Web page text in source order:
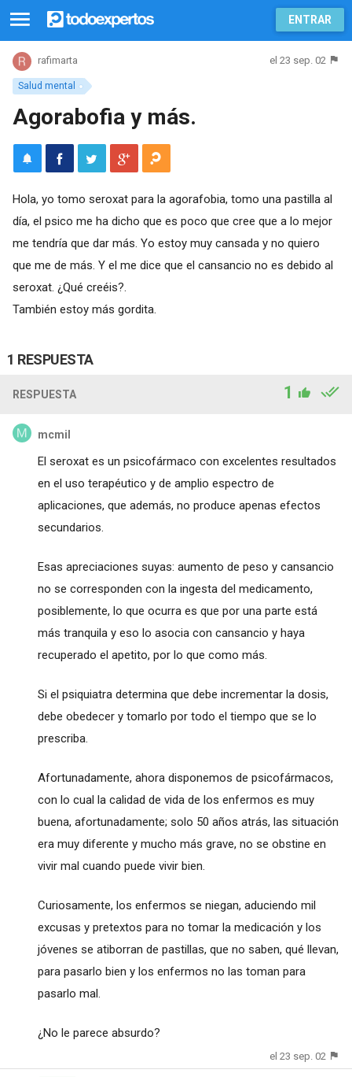
ENTRAR
Salud mental
rafimarta el 23 sep. 02
Agorabofia y más.
Hola, yo tomo seroxat para la agorafobia, tomo una pastilla al
día, el psico me ha dicho que es poco que cree que a lo mejor
me tendría que dar más. Yo estoy muy cansada y no quiero
que me de más. Y el me dice que el cansancio no es debido al
seroxat. ¿Qué creéis?.
También estoy más gordita.
1 RESPUESTA
RESPUESTA 1
mcmil
El seroxat es un psicofármaco con excelentes resultados
en el uso terapéutico y de amplio espectro de
aplicaciones, que además, no produce apenas efectos
secundarios.
Esas apreciaciones suyas: aumento de peso y cansancio
no se corresponden con la ingesta del medicamento,
posiblemente, lo que ocurra es que por una parte está
más tranquila y eso lo asocia con cansancio y haya
recuperado el apetito, por lo que como más.
Si el psiquiatra determina que debe incrementar la dosis,
debe obedecer y tomarlo por todo el tiempo que se lo
prescriba.
Afortunadamente, ahora disponemos de psicofármacos,
con lo cual la calidad de vida de los enfermos es muy
buena, afortunadamente; solo 50 años atrás, las situación
era muy diferente y mucho más grave, no se obstine en
vivir mal cuando puede vivir bien.
Curiosamente, los enfermos se niegan, aduciendo mil
excusas y pretextos para no tomar la medicación y los
jóvenes se atiborran de pastillas, que no saben, qué llevan,
para pasarlo bien y los enfermos no las toman para
pasarlo mal.
¿No le parece absurdo?
el 23 sep. 02